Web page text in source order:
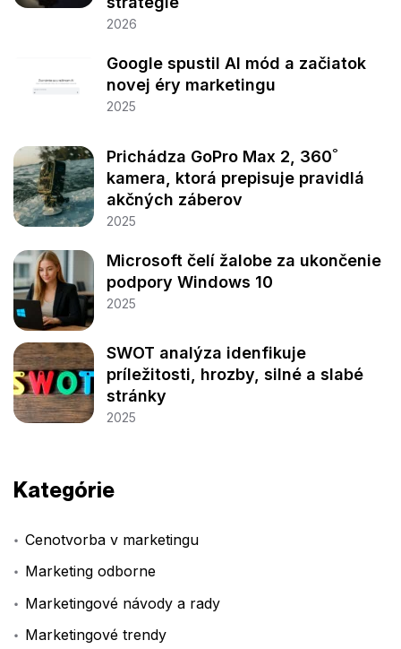
2026
Google spustil AI mód a začiatok
novej éry marketingu
2025
Prichádza GoPro Max 2, 360˚
kamera, ktorá prepisuje pravidlá
akčných záberov
2025
Microsoft čelí žalobe za ukončenie
podpory Windows 10
2025
SWOT analýza idenfikuje
príležitosti, hrozby, silné a slabé
stránky
2025
Kategórie
Cenotvorba v marketingu
Marketing odborne
Marketingové návody a rady
Marketingové trendy